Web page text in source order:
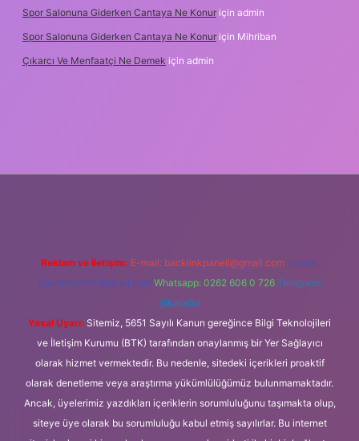
Spor Salonuna Giderken Cantaya Ne Konur için admin
Spor Salonuna Giderken Cantaya Ne Konur için Mihriban
Çıkarcı Ve Menfaatçi Ne Demek için admin
Reklam ve İletişim: E-mail: backlinkpaneli@gmail.com Teams:
forumhizmeti@gmail.com Whatsapp: 0262 606 0 726 Telegram:
@karabul
Yasal Uyarı: Sitemiz, 5651 Sayılı Kanun gereğince Bilgi Teknolojileri
ve İletişim Kurumu (BTK) tarafından onaylanmış bir Yer Sağlayıcı
olarak hizmet vermektedir. Bu nedenle, sitedeki içerikleri proaktif
olarak denetleme veya araştırma yükümlülüğümüz bulunmamaktadır.
Ancak, üyelerimiz yazdıkları içeriklerin sorumluluğunu taşımakta olup,
siteye üye olarak bu sorumluluğu kabul etmiş sayılırlar. Bu internet